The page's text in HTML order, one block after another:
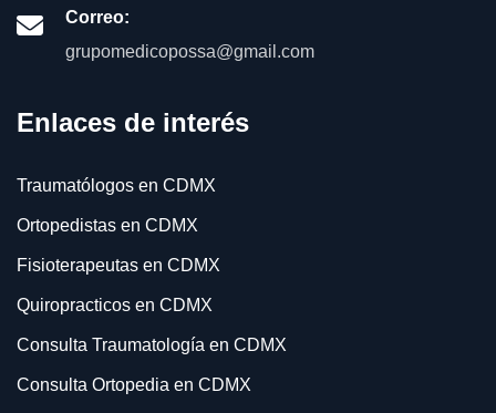
Correo:
grupomedicopossa@gmail.com
Enlaces de interés
Traumatólogos en CDMX
Ortopedistas en CDMX
Fisioterapeutas en CDMX
Quiropracticos en CDMX
Consulta Traumatología en CDMX
Consulta Ortopedia en CDMX